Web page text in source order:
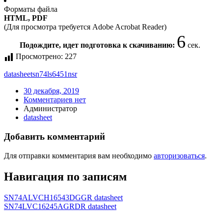
Форматы файла
HTML, PDF
(Для просмотра требуется Adobe Acrobat Reader)
Подождите, идет подготовка к скачиванию: 5 сек.
Просмотрено: 227
datasheetsn74ls6451nsr
30 декабря, 2019
Комментариев нет
Администратор
datasheet
Добавить комментарий
Для отправки комментария вам необходимо авторизоваться.
Навигация по записям
SN74ALVCH16543DGGR datasheet
SN74LVC16245AGRDR datasheet